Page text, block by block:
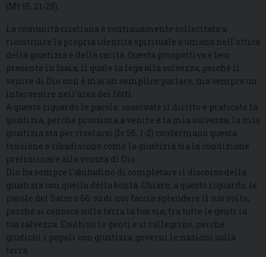
(Mt 15, 21-28).
La comunità cristiana è continuamente sollecitata a
ricostruire la propria identità spirituale e umana nell’ottica
della giustizia e della carità. Questa prospettiva è ben
presente in Isaia, il quale la lega alla salvezza, poiché il
venire di Dio non è mai un semplice parlare, ma sempre un
intervenire nell’area dei fatti.
A questo riguardo le parole: osservate il diritto e praticate la
giustizia, perché prossima a venire è la mia salvezza; la mia
giustizia sta per rivelarsi (Is 56, 1-2) confermano questa
tensione e ribadiscono come la giustizia sia la condizione
preliminare alla venuta di Dio.
Dio ha sempre l’abitudine di completare il discorso della
giustizia con quello della bontà. Chiare, a questo riguardo, le
parole del Salmo 66: su di noi faccia splendere il suo volto;
perché si conosca sulla terra la tua via, tra tutte le genti la
tua salvezza. Esultino le genti e si rallegrino, perché
giudichi i popoli con giustizia, governi le nazioni sulla
terra.